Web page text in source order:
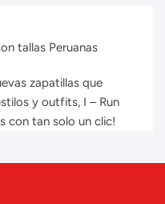
tallas Peruanas
zapatillas que
y outfits, I – Run
con tan solo un clic!